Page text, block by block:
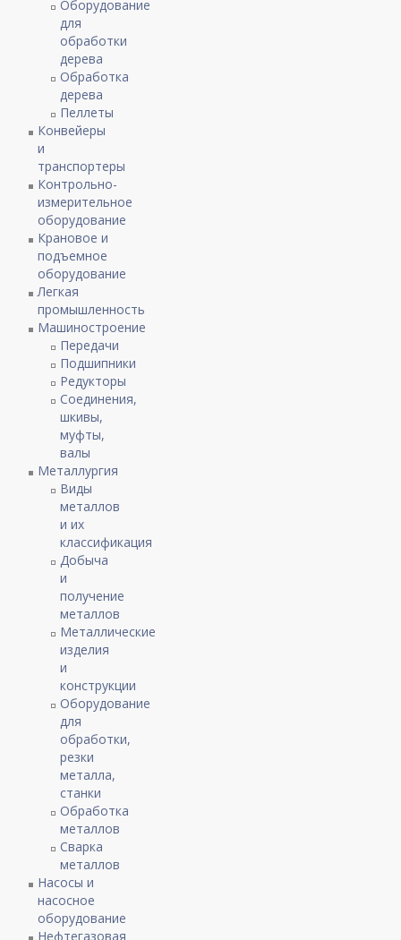
Оборудование
для
обработки
дерева
Обработка
дерева
Пеллеты
Конвейеры
и
транспортеры
Контрольно-
измерительное
оборудование
Крановое и
подъемное
оборудование
Легкая
промышленность
Машиностроение
Передачи
Подшипники
Редукторы
Соединения,
шкивы,
муфты,
валы
Металлургия
Виды
металлов
и их
классификация
Добыча
и
получение
металлов
Металлические
изделия
и
конструкции
Оборудование
для
обработки,
резки
металла,
станки
Обработка
металлов
Сварка
металлов
Насосы и
насосное
оборудование
Нефтегазовая